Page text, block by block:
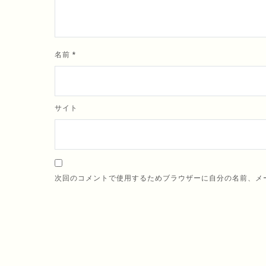
名前 *
サイト
次回のコメントで使用するためブラウザーに自分の名前、